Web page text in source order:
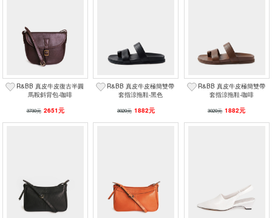
R&BB 真皮牛皮復古半圓
馬鞍斜背包-咖啡
3730元 2651元
R&BB 真皮牛皮極簡雙帶
套指涼拖鞋-黑色
3020元 1882元
R&BB 真皮牛皮極簡雙帶
套指涼拖鞋-咖啡
3020元 1882元